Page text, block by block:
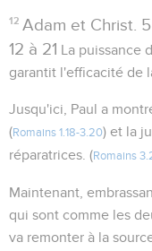
12 Adam et Christ. 5
12 à 21 La puissance
garantit l'efficacité de
Jusqu'ici, Paul a
(Romains 1.18-3.20) et la
réparatrices. (Romains
Maintenant,
qui sont comme les
va remonter à la